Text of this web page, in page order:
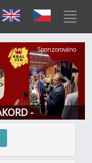
-
Další
Sponzorováno